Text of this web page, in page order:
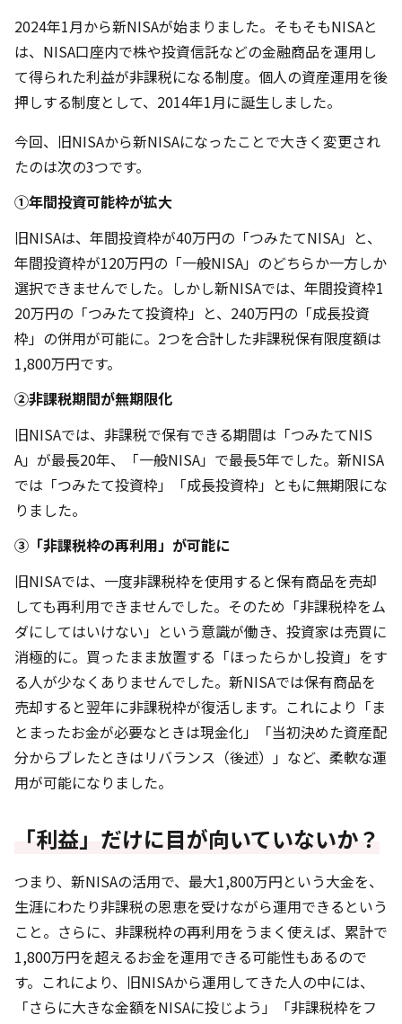
2024年1月から新NISAが始まりました。そもそもNISAと
は、NISA口座内で株や投資信託などの金融商品を運用し
て得られた利益が非課税になる制度。個人の資産運用を後
押しする制度として、2014年1月に誕生しました。
今回、旧NISAから新NISAになったことで大きく変更され
たのは次の3つです。
①年間投資可能枠が拡大
旧NISAは、年間投資枠が40万円の「つみたてNISA」と、
年間投資枠が120万円の「一般NISA」のどちらか一方しか
選択できませんでした。しかし新NISAでは、年間投資枠1
20万円の「つみたて投資枠」と、240万円の「成長投資
枠」の併用が可能に。2つを合計した非課税保有限度額は
1,800万円です。
②非課税期間が無期限化
旧NISAでは、非課税で保有できる期間は「つみたてNIS
A」が最長20年、「一般NISA」で最長5年でした。新NISA
では「つみたて投資枠」「成長投資枠」ともに無期限にな
りました。
③「非課税枠の再利用」が可能に
旧NISAでは、一度非課税枠を使用すると保有商品を売却
しても再利用できませんでした。そのため「非課税枠をム
ダにしてはいけない」という意識が働き、投資家は売買に
消極的に。買ったまま放置する「ほったらかし投資」をす
る人が少なくありませんでした。新NISAでは保有商品を
売却すると翌年に非課税枠が復活します。これにより「ま
とまったお金が必要なときは現金化」「当初決めた資産配
分からブレたときはリバランス（後述）」など、柔軟な運
用が可能になりました。
「利益」だけに目が向いていないか？
つまり、新NISAの活用で、最大1,800万円という大金を、
生涯にわたり非課税の恩恵を受けながら運用できるという
こと。さらに、非課税枠の再利用をうまく使えば、累計で
1,800万円を超えるお金を運用できる可能性もあるので
す。これにより、旧NISAから運用してきた人の中には、
「さらに大きな金額をNISAに投じよう」「非課税枠をフ